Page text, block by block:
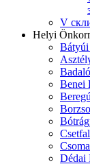
V
Helyi
Bátyúi
Benei
Dédai